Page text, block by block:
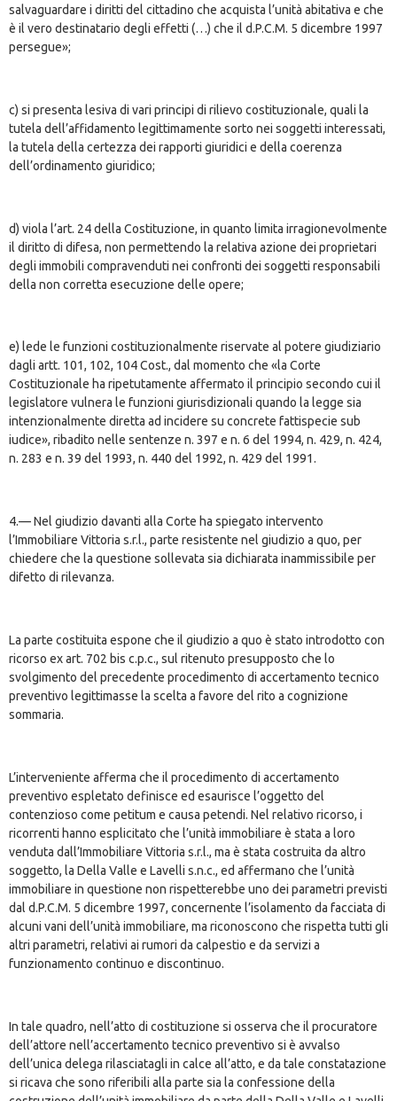
salvaguardare i diritti del cittadino che acquista l’unità abitativa e che
è il vero destinatario degli effetti (…) che il d.P.C.M. 5 dicembre 1997
persegue»;
c) si presenta lesiva di vari principi di rilievo costituzionale, quali la
tutela dell’affidamento legittimamente sorto nei soggetti interessati,
la tutela della certezza dei rapporti giuridici e della coerenza
dell’ordinamento giuridico;
d) viola l’art. 24 della Costituzione, in quanto limita irragionevolmente
il diritto di difesa, non permettendo la relativa azione dei proprietari
degli immobili compravenduti nei confronti dei soggetti responsabili
della non corretta esecuzione delle opere;
e) lede le funzioni costituzionalmente riservate al potere giudiziario
dagli artt. 101, 102, 104 Cost., dal momento che «la Corte
Costituzionale ha ripetutamente affermato il principio secondo cui il
legislatore vulnera le funzioni giurisdizionali quando la legge sia
intenzionalmente diretta ad incidere su concrete fattispecie sub
iudice», ribadito nelle sentenze n. 397 e n. 6 del 1994, n. 429, n. 424,
n. 283 e n. 39 del 1993, n. 440 del 1992, n. 429 del 1991.
4.— Nel giudizio davanti alla Corte ha spiegato intervento
l’Immobiliare Vittoria s.r.l., parte resistente nel giudizio a quo, per
chiedere che la questione sollevata sia dichiarata inammissibile per
difetto di rilevanza.
La parte costituita espone che il giudizio a quo è stato introdotto con
ricorso ex art. 702 bis c.p.c., sul ritenuto presupposto che lo
svolgimento del precedente procedimento di accertamento tecnico
preventivo legittimasse la scelta a favore del rito a cognizione
sommaria.
L’interveniente afferma che il procedimento di accertamento
preventivo espletato definisce ed esaurisce l’oggetto del
contenzioso come petitum e causa petendi. Nel relativo ricorso, i
ricorrenti hanno esplicitato che l’unità immobiliare è stata a loro
venduta dall’Immobiliare Vittoria s.r.l., ma è stata costruita da altro
soggetto, la Della Valle e Lavelli s.n.c., ed affermano che l’unità
immobiliare in questione non rispetterebbe uno dei parametri previsti
dal d.P.C.M. 5 dicembre 1997, concernente l’isolamento da facciata di
alcuni vani dell’unità immobiliare, ma riconoscono che rispetta tutti gli
altri parametri, relativi ai rumori da calpestio e da servizi a
funzionamento continuo e discontinuo.
In tale quadro, nell’atto di costituzione si osserva che il procuratore
dell’attore nell’accertamento tecnico preventivo si è avvalso
dell’unica delega rilasciatagli in calce all’atto, e da tale constatazione
si ricava che sono riferibili alla parte sia la confessione della